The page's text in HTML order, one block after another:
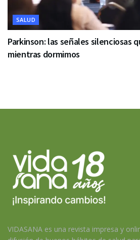
SALUD
Parkinson: las señales silenciosas
mientras dormimos
VIDASANA es una revista impresa y